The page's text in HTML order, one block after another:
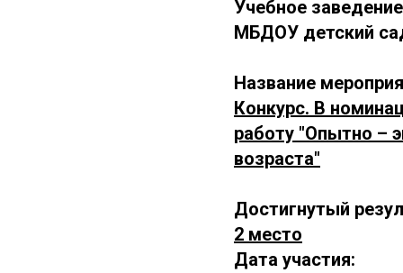
Учебное
МБДОУ детский
Название
Конкурс. В
работу "Опытно –
возраста"
Достигнутый
2 место
Дата участия: